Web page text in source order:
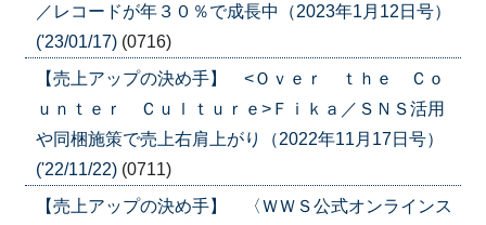
／レコードが年３０％で成長中（2023年1月12日号）
('23/01/17) (0716)
【売上アップの決め手】 <Ｏｖｅｒ ｔｈｅ Ｃｏ
ｕｎｔｅｒ Ｃｕｌｔｕｒｅ>Ｆｉｋａ／ＳＮＳ活用
や同梱施策で売上右肩上がり（2022年11月17日号）
('22/11/22) (0711)
【売上アップの決め手】 〈ＷＷＳ公式オンラインス